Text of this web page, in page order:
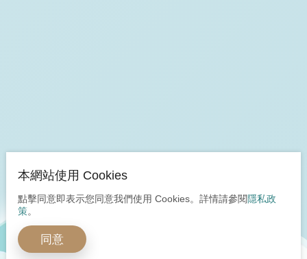
本網站使用 Cookies
點擊同意即表示您同意我們使用 Cookies。詳情請參閱隱私政
策。
同意